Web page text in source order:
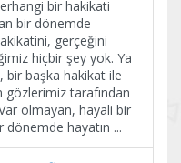
bir hakikati
bir dönemde
gerçeğini
hiçbir şey yok. Ya
bir başka hakikat ile
gözlerimiz tarafından
olmayan, hayali bir
dönemde hayatın ...